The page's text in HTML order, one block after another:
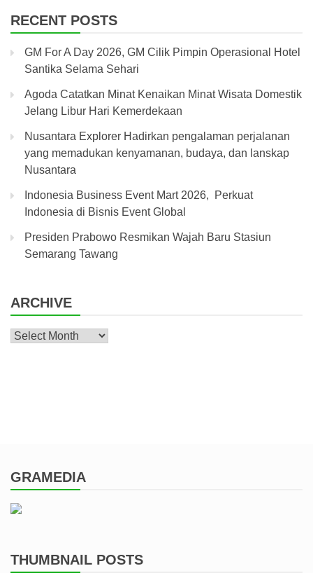
RECENT POSTS
GM For A Day 2026, GM Cilik Pimpin Operasional Hotel
Santika Selama Sehari
Agoda Catatkan Minat Kenaikan Minat Wisata Domestik
Jelang Libur Hari Kemerdekaan
Nusantara Explorer Hadirkan pengalaman perjalanan
yang memadukan kenyamanan, budaya, dan lanskap
Nusantara
Indonesia Business Event Mart 2026, Perkuat
Indonesia di Bisnis Event Global
Presiden Prabowo Resmikan Wajah Baru Stasiun
Semarang Tawang
ARCHIVE
Archive
GRAMEDIA
THUMBNAIL POSTS